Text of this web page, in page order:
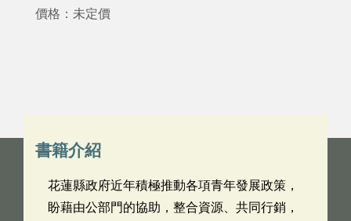
價格：未定價
書籍介紹
花蓮縣政府近年積極推動各項青年發展政策，
盼藉由公部門的協助，整合資源、共同行銷，